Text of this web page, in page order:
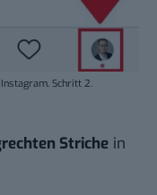
Schritt 2.
Striche in